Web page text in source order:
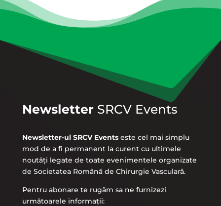
NewsletterSRCV Events
Newsletter-ul SRCV Eventseste cel mai simplu
mod de a fi permanent la curent cu ultimele
noutăți legate de toate evenimentele organizate
de Societatea Română de Chirurgie Vasculară.
Pentru abonare te rugăm sa ne furnizezi
următoarele informații: